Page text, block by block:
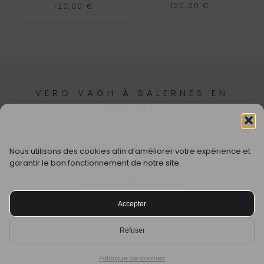
Nous utilisons des cookies afin d’améliorer votre expérience et
garantir le bon fonctionnement de notre site.
Accepter
Refuser
Politique de cookies
120,00 € 120,00€
VERO VAGH À SALERNES EN
SUIVEZ MON UNIVERS
© CRÉÉ AVEC ❤️ PAR VÉRO VAGH